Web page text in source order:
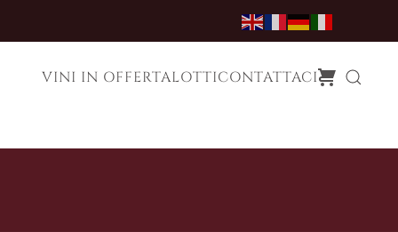
VINI IN OFFERTALOTTICONTATTACI